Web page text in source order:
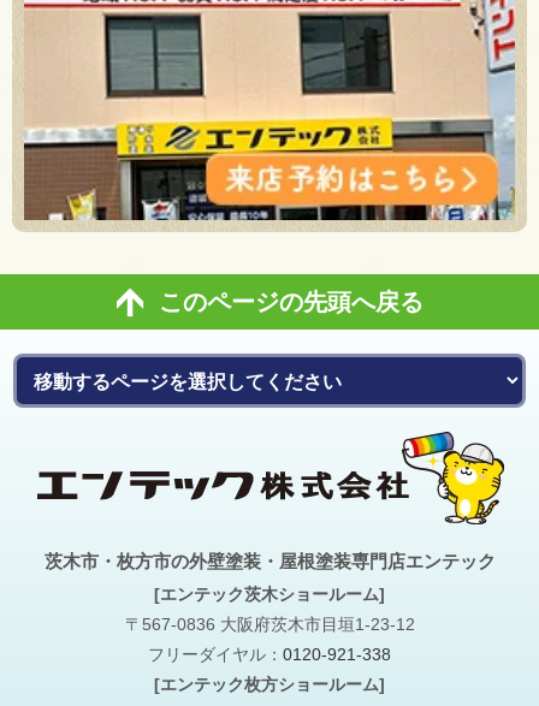
このページの先頭へ戻る
茨木市・枚方市の外壁塗装・屋根塗装専門店エンテック
[エンテック茨木ショールーム]
〒567-0836 大阪府茨木市目垣1-23-12
フリーダイヤル： 0120-921-338
[エンテック枚方ショールーム]